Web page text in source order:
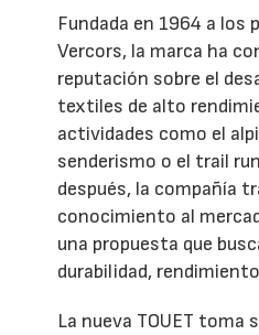
Fundada en 1964 a los
Vercors, la marca ha
reputación sobre el
textiles de alto
actividades como el
senderismo o el trail
después, la compañía
conocimiento al
una propuesta que
durabilidad,
La nueva TOUET toma